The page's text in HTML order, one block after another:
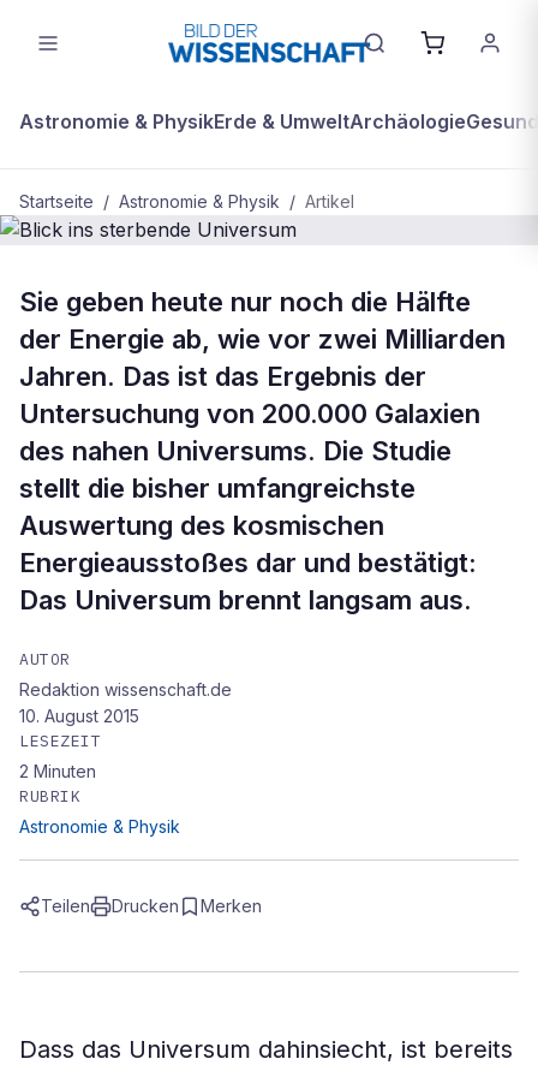
Astronomie & PhysikErde & UmweltArchäologie
Startseite / Astronomie & Physik / Artikel
Blick ins sterbende Universum
Sie geben heute nur noch die Hälfte
der Energie ab, wie vor zwei Milliarden
Jahren. Das ist das Ergebnis der
Untersuchung von 200.000 Galaxien
des nahen Universums. Die Studie
stellt die bisher umfangreichste
Auswertung des kosmischen
Energieausstoßes dar und bestätigt:
Das Universum brennt langsam aus.
AUTOR
Redaktion wissenschaft.de
10. August 2015
LESEZEIT
2 Minuten
RUBRIK
Astronomie & Physik
Teilen Drucken Merken
Dass das Universum dahinsiecht, ist bereits